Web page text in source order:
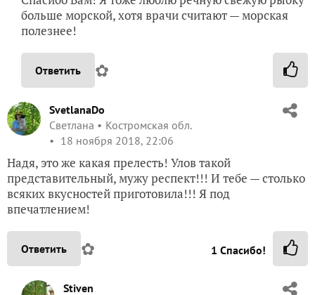
больше морской, хотя врачи считают — морская
полезнее!
Ответить ✿
SvetlanaDo
Светлана
Костромская обл.
18 ноября 2018, 22:06
Надя, это же какая прелесть! Улов такой
представительный, мужу респект!!! И тебе — столько
всяких вкусностей приготовила!!! Я под
впечатлением!
Ответить ✿ 1 Спасибо!
Stiven